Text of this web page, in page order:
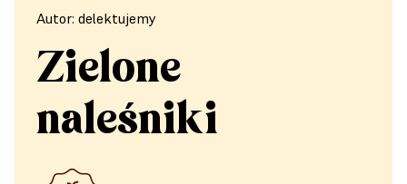
Autor: delektujemy
Zielone
naleśniki